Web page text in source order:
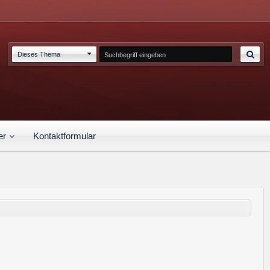
Kontaktformular
Dieses Thema